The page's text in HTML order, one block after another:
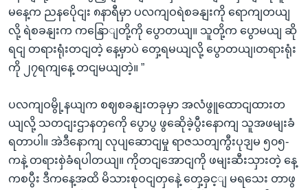
မနေ့က ညနပေိုငျး ၈နာရီမှာ ပလကျဝရဲစခနျးကို ရောကျတယျ
လို့ ရဲစခနျးက ကနြောျတို့ကို ပွောတယျ။ သူတို့က ပွောမယျ ဆို
ရငျ တရားရုံးတငျတဲ့ နေ့မှာပဲ တှေ့ရမယျလို့ ပွောတယျ၊တရားရုံး
ကို ၂၇ရကျနေ့ တငျမယျတဲ့။ ”
ပလကျဝမွို့နယျက စဈစခနျးတခုမှာ အလံဖွူထောငျထားတ
ယျလို့ သတငျးဌာနတှကေို ပွောပွ ဖွဆေိုခဲ့ပွီးနောကျ သူအဖမျးခံ
ရတာပါ။ အဲဒီနောကျ လုပျဆောငျမှု ရာဇသတျကွီးပုဒျမ ၅၀၅-
ကနဲ့ တရားစှဲခံရပါတယျ။ ကိုတငျအောငျကို ဖမျးဆီးသှားတဲ့ နေ့
ကစပွီး ဒီကနေ့အထိ မိသားစုဝငျတှနေဲ့ တှေ့ခှင့ျ မရသေး တာဖွ